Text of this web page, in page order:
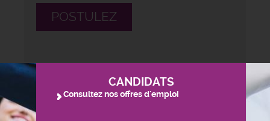
POSTULEZ
CANDIDATS
Consultez nos offres d'emploi